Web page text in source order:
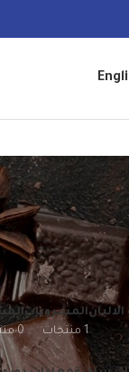
المشروبات
1 منتجات
0 منتجات